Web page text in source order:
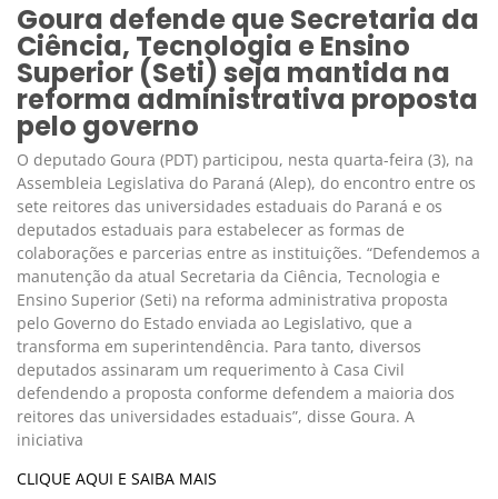
Goura defende que Secretaria da
Ciência, Tecnologia e Ensino
Superior (Seti) seja mantida na
reforma administrativa proposta
pelo governo
O deputado Goura (PDT) participou, nesta quarta-feira (3), na
Assembleia Legislativa do Paraná (Alep), do encontro entre os
sete reitores das universidades estaduais do Paraná e os
deputados estaduais para estabelecer as formas de
colaborações e parcerias entre as instituições. “Defendemos a
manutenção da atual Secretaria da Ciência, Tecnologia e
Ensino Superior (Seti) na reforma administrativa proposta
pelo Governo do Estado enviada ao Legislativo, que a
transforma em superintendência. Para tanto, diversos
deputados assinaram um requerimento à Casa Civil
defendendo a proposta conforme defendem a maioria dos
reitores das universidades estaduais”, disse Goura. A
iniciativa
CLIQUE AQUI E SAIBA MAIS